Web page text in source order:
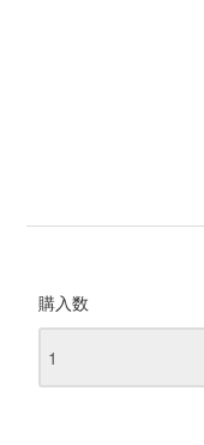
購入数